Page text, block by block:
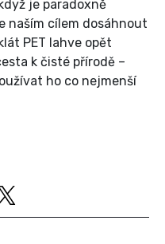
je paradoxně
naším cílem dosáhnout
PET lahve opět
k čisté přírodě –
ho co nejmenší